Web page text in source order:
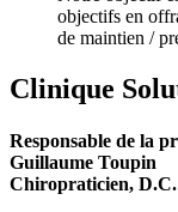
objectifs en
de maintien /
Clinique
Responsable de la
Guillaume Toupin
Chiropraticien, D.C.